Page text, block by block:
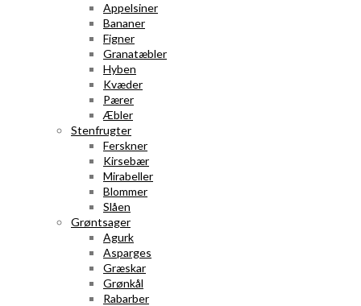
Appelsiner
Bananer
Figner
Granatæbler
Hyben
Kvæder
Pærer
Æbler
Stenfrugter
Ferskner
Kirsebær
Mirabeller
Blommer
Slåen
Grøntsager
Agurk
Asparges
Græskar
Grønkål
Rabarber